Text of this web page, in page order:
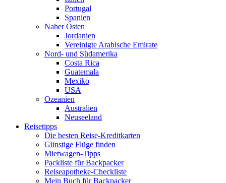
Portugal
Spanien
Naher Osten
Jordanien
Vereinigte Arabische Emirate
Nord- und Südamerika
Costa Rica
Guatemala
Mexiko
USA
Ozeanien
Australien
Neuseeland
Reisetipps
Die besten Reise-Kreditkarten
Günstige Flüge finden
Mietwagen-Tipps
Packliste für Backpacker
Reiseapotheke-Checkliste
Mein Buch für Backpacker